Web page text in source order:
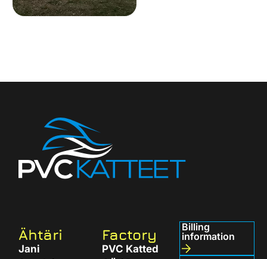
Ähtäri
Jani
Factory
PVC Katted
Billing
information